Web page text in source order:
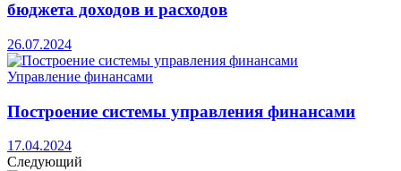
бюджета доходов и расходов
26.07.2024
Управление финансами
Построение системы управления финансами
17.04.2024
Следующий